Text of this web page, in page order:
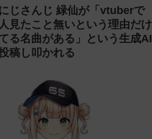
にじさんじ 緑仙が「vtuberで
見たこと無いという理由だけ
る名曲がある」という生成AI
稿し叩かれる